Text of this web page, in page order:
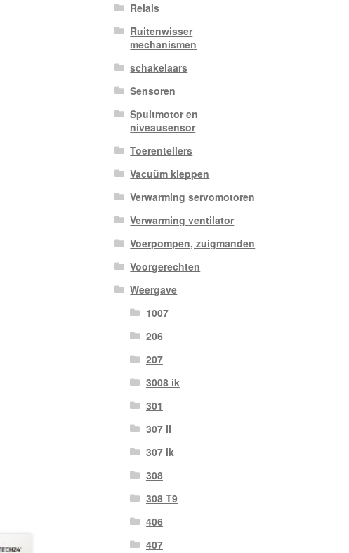
Relais
Ruitenwisser
mechanismen
schakelaars
Sensoren
Spuitmotor en
niveausensor
Toerentellers
Vacuüm kleppen
Verwarming servomotoren
Verwarming ventilator
Voerpompen, zuigmanden
Voorgerechten
Weergave
1007
206
207
3008 ik
301
307 II
307 ik
308
308 T9
406
407